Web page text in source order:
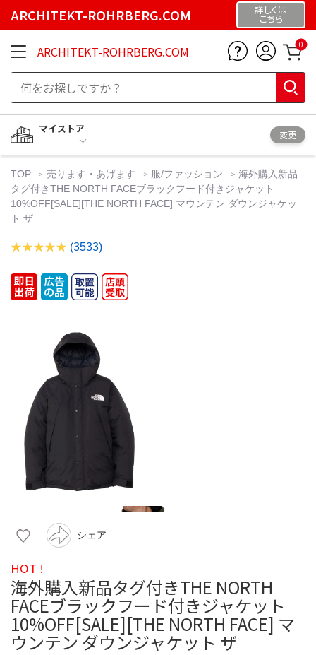
ARCHITEKT-ROHRBERG.COM 詳しくは
こちら
ARCHITEKT-ROHRBERG.COM 0
マイストア
変更
TOP 売ります・あげます 服/ファッション
海外購入新品
タグ付きTHE NORTH FACEブラックフード付きジャケット
10%OFF[SALE][THE NORTH FACE] マウンテン ダウンジャケッ
ト ザ
(3533)
シェア
HOT !
海外購入新品タグ付きTHE NORTH
FACEブラックフード付きジャケット
10%OFF[SALE][THE NORTH FACE] マ
ウンテン ダウンジャケット ザ